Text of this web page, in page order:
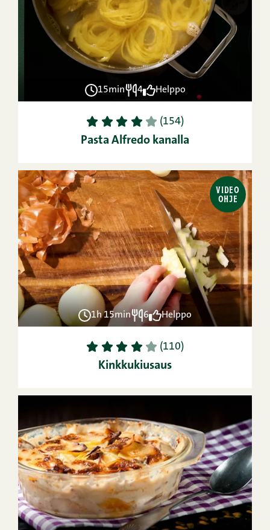
15min 4 Helppo
1 2 3 4 5 (154)
Pasta Alfredo kanalla
VIDEO
OHJE
1h 15min 6 Helppo
1 2 3 4 5 (110)
Kinkkukiusaus